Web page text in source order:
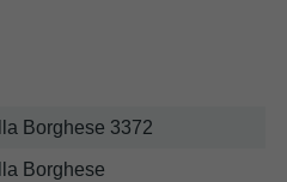
Borghese 3372
Borghese